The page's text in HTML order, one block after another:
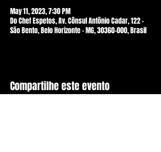
May 11, 2023, 7:30 PM
Do Chef Espetos, Av. Cônsul Antônio Cadar, 122 -
São Bento, Belo Horizonte - MG, 30360-000, Brasil
Compartilhe este evento